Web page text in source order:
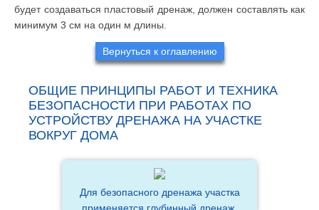
будет создаваться пластовый дренаж, должен составлять как
минимум 3 см на один м длины.
Вернуться к оглавлению
ОБЩИЕ ПРИНЦИПЫ РАБОТ И ТЕХНИКА
БЕЗОПАСНОСТИ ПРИ РАБОТАХ ПО
УСТРОЙСТВУ ДРЕНАЖА НА УЧАСТКЕ
ВОКРУГ ДОМА
Для безопасного дренажа участка